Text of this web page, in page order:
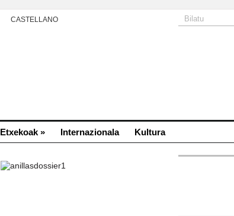
CASTELLANO
Etxekoak » Internazionala Kultura